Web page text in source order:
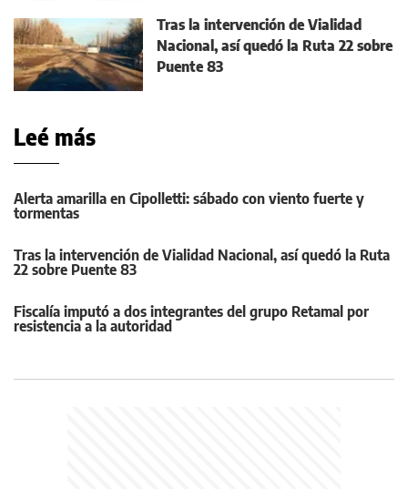
Tras la intervención de Vialidad
Nacional, así quedó la Ruta 22 sobre
Puente 83
Leé más
Alerta amarilla en Cipolletti: sábado con viento fuerte y
tormentas
Tras la intervención de Vialidad Nacional, así quedó la Ruta
22 sobre Puente 83
Fiscalía imputó a dos integrantes del grupo Retamal por
resistencia a la autoridad